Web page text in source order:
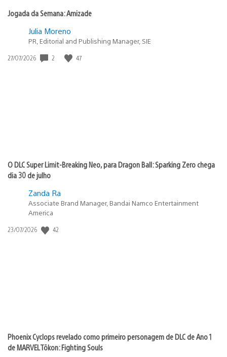
Jogada da Semana: Amizade
Julia Moreno
PR, Editorial and Publishing Manager, SIE
Data
27/07/2026 2 47
O DLC Super Limit-Breaking Neo, para Dragon Ball: Sparking Zero chega
dia 30 de julho
Zanda Ra
Associate Brand Manager, Bandai Namco Entertainment
America
Data
23/07/2026 42
Phoenix Cyclops revelado como primeiro personagem de DLC de Ano 1
de MARVEL Tōkon: Fighting Souls